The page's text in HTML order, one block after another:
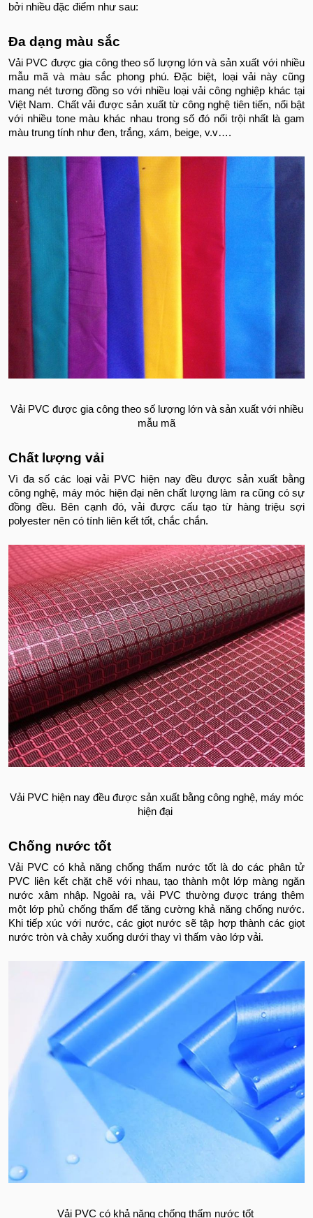
bởi nhiều đặc điểm như sau:
Đa dạng màu sắc
Vải PVC được gia công theo số lượng lớn và sản xuất với nhiều
mẫu mã và màu sắc phong phú. Đặc biệt, loại vải này cũng
mang nét tương đồng so với nhiều loại vải công nghiệp khác tại
Việt Nam. Chất vải được sản xuất từ công nghệ tiên tiến, nổi bật
với nhiều tone màu khác nhau trong số đó nổi trội nhất là gam
màu trung tính như đen, trắng, xám, beige, v.v….
Vải PVC được gia công theo số lượng lớn và sản xuất với nhiều
mẫu mã
Chất lượng vải
Vì đa số các loại vải PVC hiện nay đều được sản xuất bằng
công nghệ, máy móc hiện đại nên chất lượng làm ra cũng có sự
đồng đều. Bên cạnh đó, vải được cấu tạo từ hàng triệu sợi
polyester nên có tính liên kết tốt, chắc chắn.
Vải PVC hiện nay đều được sản xuất bằng công nghệ, máy móc
hiện đại
Chống nước tốt
Vải PVC có khả năng chống thấm nước tốt là do các phân tử
PVC liên kết chặt chẽ với nhau, tạo thành một lớp màng ngăn
nước xâm nhập. Ngoài ra, vải PVC thường được tráng thêm
một lớp phủ chống thấm để tăng cường khả năng chống nước.
Khi tiếp xúc với nước, các giọt nước sẽ tập hợp thành các giọt
nước tròn và chảy xuống dưới thay vì thấm vào lớp vải.
Vải PVC có khả năng chống thấm nước tốt